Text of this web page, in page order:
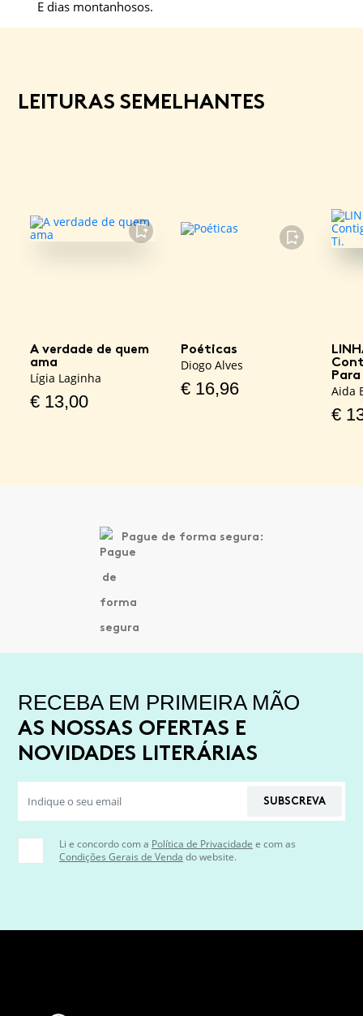
E dias montanhosos.
LEITURAS SEMELHANTES
FAVORITO
A verdade de quem
ama
Lígia Laginha
€ 13,00
FAVORITO
Poéticas
Diogo Alves
€ 16,96
Aida
€
Pague de forma segura:
RECEBA EM PRIMEIRA MÃO
AS NOSSAS OFERTAS E
NOVIDADES LITERÁRIAS
SUBSCREVA
Li e concordo com a Política de Privacidade e com as
Condições Gerais de Venda do website.